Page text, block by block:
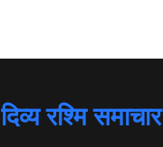
दिव्य रश्मि समाचार